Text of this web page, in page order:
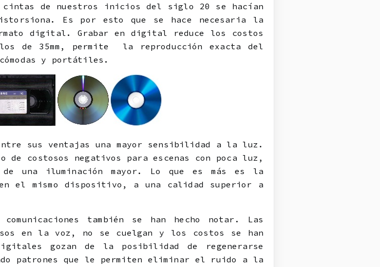
cintas de nuestros inicios del siglo 20 se hacían
Es por esto que se hace necesaria la
digital. Grabar en digital reduce los costos
de 35mm, permite la reproducción exacta del
y portátiles.
sus ventajas una mayor sensibilidad a la luz.
costosos negativos para escenas con poca luz,
una iluminación mayor. Lo que es más es la
en el mismo dispositivo, a una calidad superior a
también se han hecho notar. Las
en la voz, no se cuelgan y los costos se han
gozan de la posibilidad de regenerarse
patrones que le permiten eliminar el ruido a la